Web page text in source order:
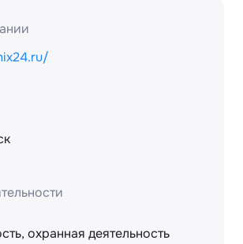
охранная деятельность